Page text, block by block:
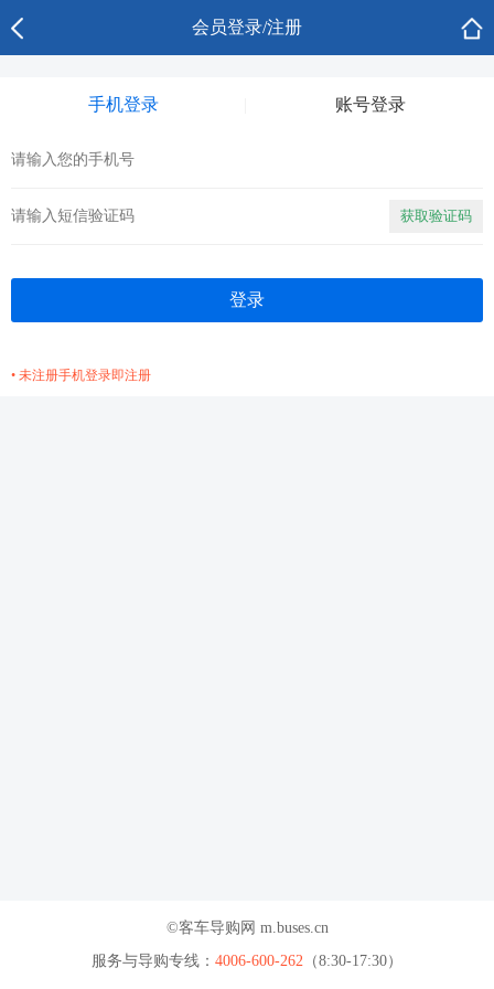
会员登录/注册
手机登录 账号登录
获取验证码
• 未注册手机登录即注册
©客车导购网 m.buses.cn
服务与导购专线： 4006-600-262 （8:30-17:30）